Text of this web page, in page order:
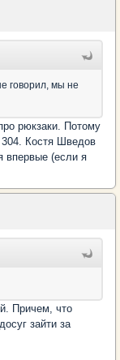
говорил, мы не
рюкзаки. Потому
304. Костя Шведов
впервые (если я
Причем, что
зайти за